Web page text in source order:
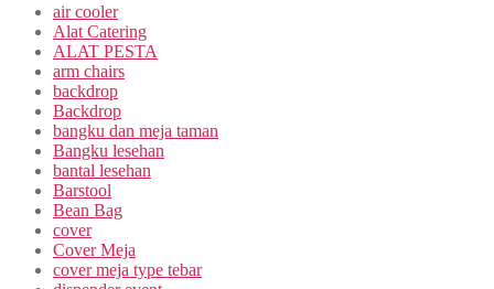
air cooler
Alat Catering
ALAT PESTA
arm chairs
backdrop
Backdrop
bangku dan meja taman
Bangku lesehan
bantal lesehan
Barstool
Bean Bag
cover
Cover Meja
cover meja type tebar